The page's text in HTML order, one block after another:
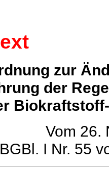
zur
der
Vom 26.
I Nr. 55